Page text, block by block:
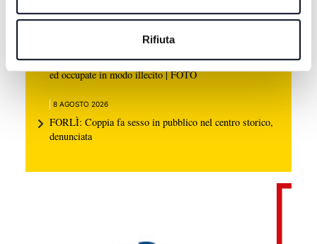
Rifiuta
nipote consigliera E-R Elena Ugolini
RAVENNA: Spiagge pubbliche trasformate in depositi
ed occupate in modo illecito | FOTO
8 AGOSTO 2026
FORLÌ: Coppia fa sesso in pubblico nel centro storico,
denunciata